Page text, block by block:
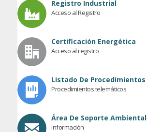
Registro Industrial
Acceso al Registro
Certificación Energética
Acceso al registro
Listado De Procedimientos
Procedimientos telemáticos
Área De Soporte Ambiental
Información